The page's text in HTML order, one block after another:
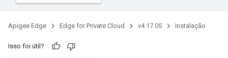
Apigee Edge Edge for Private Cloud v4.17.05 Instalação
Isso foi útil?